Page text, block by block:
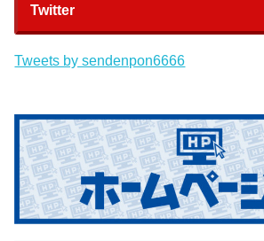
Twitter
Tweets by sendenpon6666